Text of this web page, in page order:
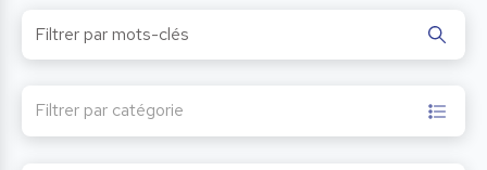
Filtrer par catégorie